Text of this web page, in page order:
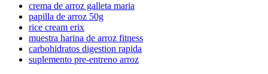
crema de arroz galleta maria
papilla de arroz 50g
rice cream erix
muestra harina de arroz fitness
carbohidratos digestion rapida
suplemento pre-entreno arroz